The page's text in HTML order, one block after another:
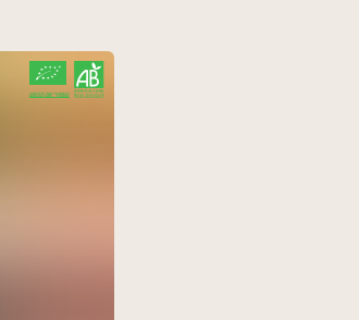
CERTIFIÉ PAR FR-BIO-01
AGRICULTURE FRANCE